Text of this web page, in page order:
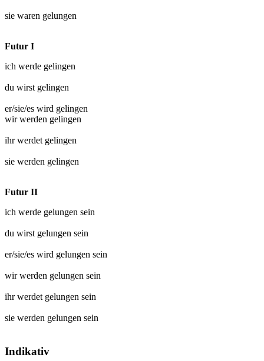
sie waren gelungen
Futur I
ich werde gelingen
du wirst gelingen
er/sie/es wird gelingen
wir werden gelingen
ihr werdet gelingen
sie werden gelingen
Futur II
ich werde gelungen sein
du wirst gelungen sein
er/sie/es wird gelungen sein
wir werden gelungen sein
ihr werdet gelungen sein
sie werden gelungen sein
Indikativ